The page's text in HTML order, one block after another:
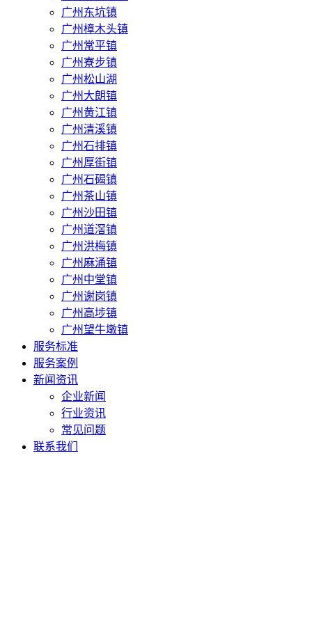
广州东坑镇
广州樟木头镇
广州常平镇
广州寮步镇
广州松山湖
广州大朗镇
广州黄江镇
广州清溪镇
广州石排镇
广州厚街镇
广州石碣镇
广州茶山镇
广州沙田镇
广州道滘镇
广州洪梅镇
广州麻涌镇
广州中堂镇
广州谢岗镇
广州高埗镇
广州望牛墩镇
服务标准
服务案例
新闻资讯
企业新闻
行业资讯
常见问题
联系我们